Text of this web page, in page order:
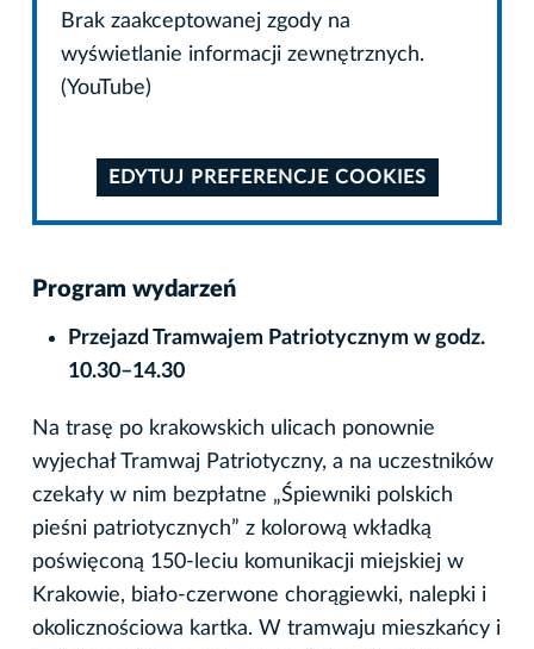
Brak zaakceptowanej zgody na
wyświetlanie informacji zewnętrznych.
(YouTube)
EDYTUJ PREFERENCJE COOKIES
Program wydarzeń
Przejazd Tramwajem Patriotycznym w godz.
10.30–14.30
Na trasę po krakowskich ulicach ponownie
wyjechał Tramwaj Patriotyczny, a na uczestników
czekały w nim bezpłatne „Śpiewniki polskich
pieśni patriotycznych” z kolorową wkładką
poświęconą 150-leciu komunikacji miejskiej w
Krakowie, biało-czerwone chorągiewki, nalepki i
okolicznościowa kartka. W tramwaju mieszkańcy i